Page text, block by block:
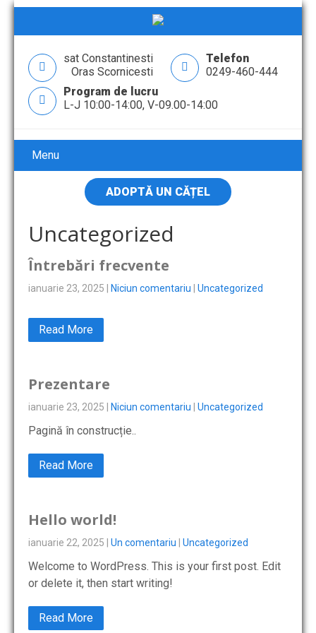
sat Constantinesti
Oras Scornicesti
Telefon
0249-460-444
Program de lucru
L-J 10:00-14:00, V-09.00-14:00
Menu
ADOPTĂ UN CĂȚEL
Uncategorized
Întrebări frecvente
ianuarie 23, 2025 Niciun comentariu Uncategorized
Read More
Prezentare
ianuarie 23, 2025 Niciun comentariu Uncategorized
Pagină în construcție..
Read More
Hello world!
ianuarie 22, 2025 Un comentariu Uncategorized
Welcome to WordPress. This is your first post. Edit
or delete it, then start writing!
Read More